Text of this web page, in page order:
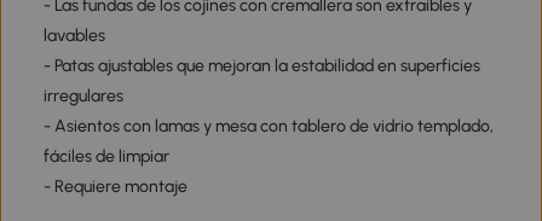
- Las fundas de los cojines con cremallera son extraíbles y
lavables
- Patas ajustables que mejoran la estabilidad en superficies
irregulares
- Asientos con lamas y mesa con tablero de vidrio templado,
fáciles de limpiar
- Requiere montaje